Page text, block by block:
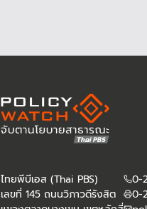
ไทยพีบีเอส (Thai PBS)
เลขที่ 145 ถนนวิภาวดีรังสิต
0-
0-